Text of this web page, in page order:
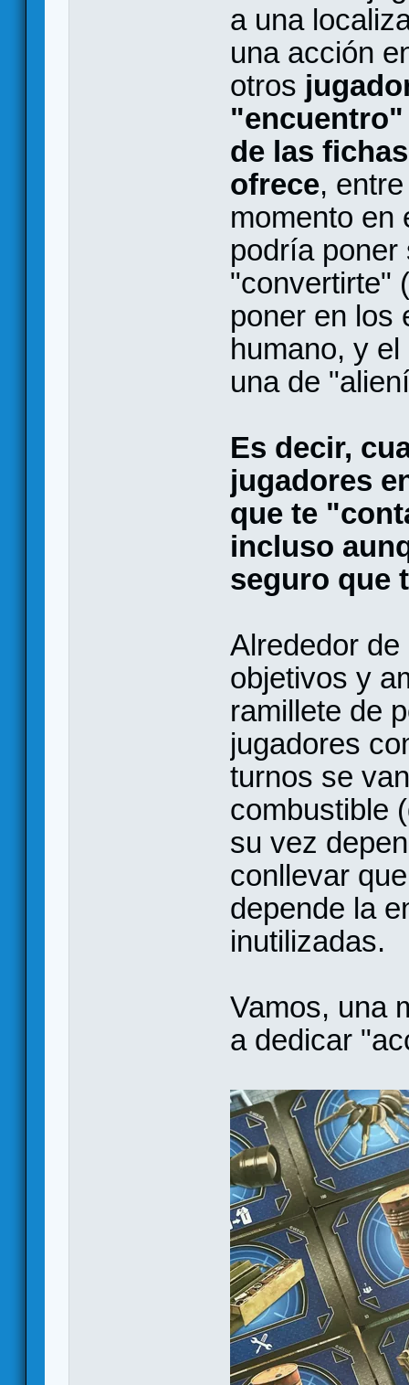
a una
una acción
otros
"encuentro"
de las
ofrece,
momento en
podría
"convertirte"
poner en los
humano, y
una de
Es decir,
jugadores
que te
incluso
seguro que
Alrededor
objetivos y
ramillete de
jugadores
turnos se
combustible
su vez
conllevar
depende la
inutilizadas.
Vamos, una
a dedicar